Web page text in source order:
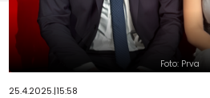
Foto: Prva
25.4.2025.|15:58